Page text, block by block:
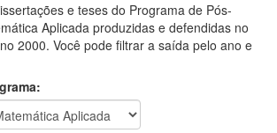
e teses do Programa de Pós-
Aplicada produzidas e defendidas no
2000. Você pode filtrar a saída pelo ano e